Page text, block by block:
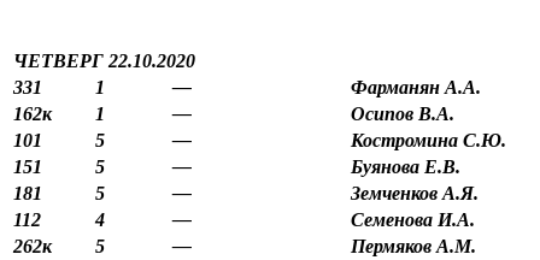
ЧЕТВЕРГ 22.10.2020
331
1 —
Фарманян А.А.
162к
1 —
Осипов В.А.
101
5 —
Костромина С.Ю.
151
5 —
Буянова Е.В.
181
5 —
Земченков А.Я.
112
4 —
Семенова И.А.
262к
5 —
Пермяков А.М.